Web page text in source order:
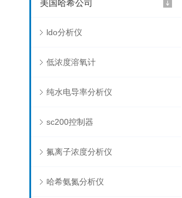
美国哈希公司
ldo分析仪
低浓度溶氧计
纯水电导率分析仪
sc200控制器
氟离子浓度分析仪
哈希氨氮分析仪